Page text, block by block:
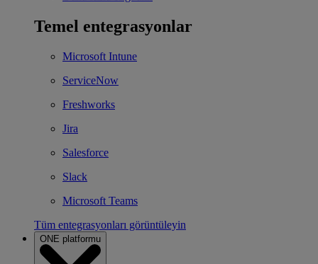
Temel entegrasyonlar
Microsoft Intune
ServiceNow
Freshworks
Jira
Salesforce
Slack
Microsoft Teams
Tüm entegrasyonları görüntüleyin
ONE platformu